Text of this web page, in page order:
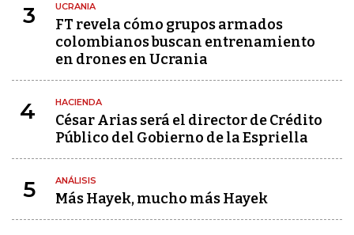
3 UCRANIA
FT revela cómo grupos armados
colombianos buscan entrenamiento
en drones en Ucrania
4 HACIENDA
César Arias será el director de Crédito
Público del Gobierno de la Espriella
5 ANÁLISIS
Más Hayek, mucho más Hayek